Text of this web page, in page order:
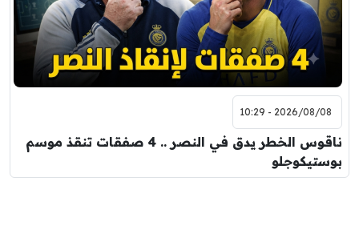
2026/08/08 - 10:29
ناقوس الخطر يدق في النصر .. 4 صفقات تنقذ موسم
بوستيكوجلو